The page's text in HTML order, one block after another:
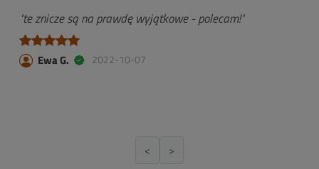
"te znicze są na prawdę wyjątkowe - polecam!"
Ewa G. 2022-10-07
< >